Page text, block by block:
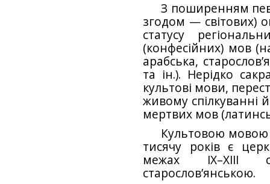
З поширенням
згодом — світових)
статусу
(конфесійних) мов
арабська,
та ін.). Нерідко
культові мови,
живому спілкуванні
мертвих мов
Культовою мовою
тисячу років є
межах IX–XIII
старослов’янською.